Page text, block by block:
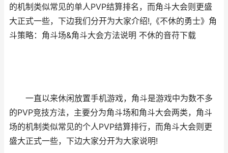
的机制类似常见的单人PVP结算排名，而角斗大会则更盛
大正式一些，下边我们分开为大家介绍!,《不休的勇士》角
斗策略：角斗场&角斗大会方法说明 不休的音苻下载
一直以来休闲放置手机游戏，角斗是游戏中为数不多
的PVP竞技方法，主要分为角斗场和角斗大会两类，角斗
场的机制类似常见的个人PVP结算排行，而角斗大会则更
盛大正式一些，下边大家分开为大家说明!